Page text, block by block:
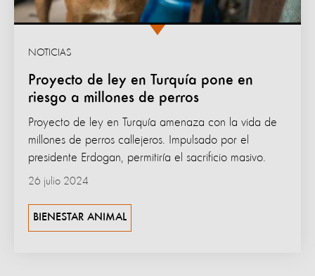
Proyecto de ley en Turquía pone en
riesgo a millones de perros
NOTICIAS
Proyecto de ley en Turquía amenaza con la vida de
millones de perros callejeros. Impulsado por el
presidente Erdogan, permitiría el sacrificio masivo.
26 julio 2024
BIENESTAR ANIMAL